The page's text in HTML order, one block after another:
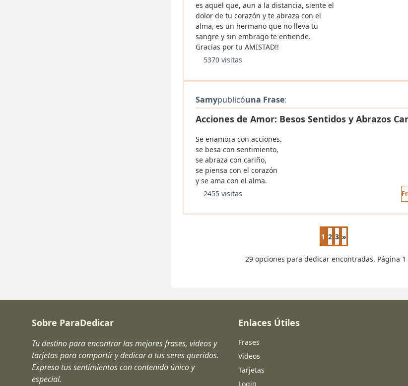
es aquel que, aun a la distancia, siente el
dolor de tu corazón y te abraza con el
alma, es un hermano que no lleva tu
sangre y sin embrago te entiende.
Gracias por tu AMISTAD!!
5370 visitas
Samypublicóuna Frase:
Acciones de Amor: Besos Sentidos y Abrazos
Se enamora con acciones.
se besa con sentimiento,
se abraza con cariño,
se piensa con el corazón
y se ama con el alma.
2455 visitas
1 2 3 Página siguiente
»
29 opciones para dedicar encontradas. Página 1
Sobre ParaDedicar
Tu destino para encontrar las mejores frases, videos y
tarjetas para compartir y dedicar a tus seres queridos.
Expresa tus sentimientos con contenido único y
especial.
Enlaces Útiles
Frases
Videos
Tarjetas
Login